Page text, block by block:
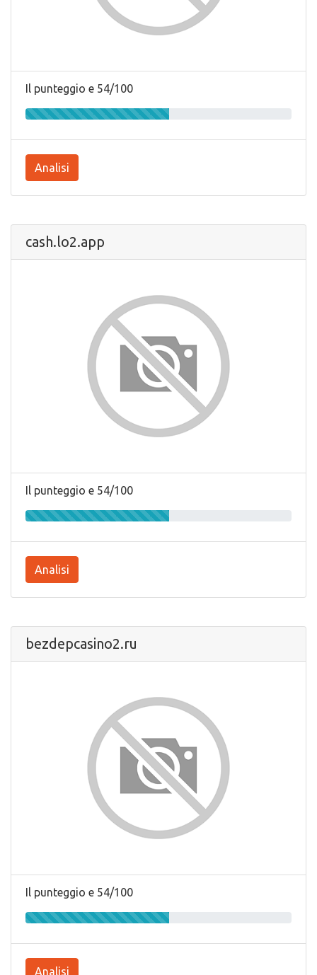
Il punteggio e 54/100
Analisi
cash.lo2.app
Il punteggio e 54/100
Analisi
bezdepcasino2.ru
Il punteggio e 54/100
Analisi